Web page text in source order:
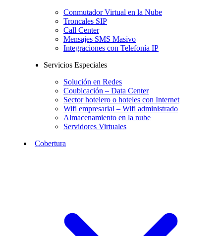
Conmutador Virtual en la Nube
Troncales SIP
Call Center
Mensajes SMS Masivo
Integraciones con Telefonía IP
Servicios Especiales
Solución en Redes
Coubicación – Data Center
Sector hotelero o hoteles con Internet
Wifi empresarial – Wifi administrado
Almacenamiento en la nube
Servidores Virtuales
Cobertura